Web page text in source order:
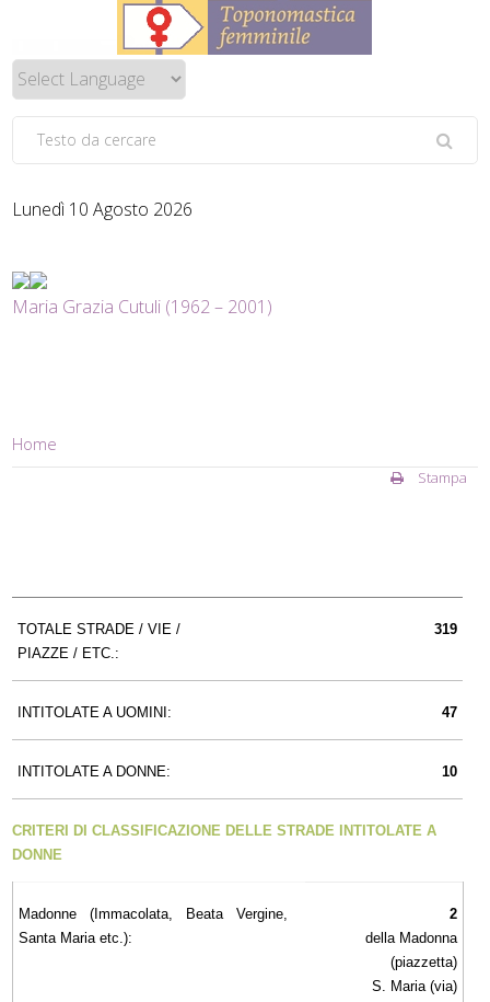
Lunedì 10 Agosto 2026
Maria Grazia Cutuli (1962 – 2001)
Home
Stampa
TOTALE STRADE / VIE /
PIAZZE / ETC.:
319
INTITOLATE A UOMINI: 47
INTITOLATE A DONNE: 10
CRITERI DI CLASSIFICAZIONE DELLE STRADE INTITOLATE A
DONNE
Madonne (Immacolata, Beata Vergine,
Santa Maria etc.):
2
della Madonna
(piazzetta)
S. Maria (via)